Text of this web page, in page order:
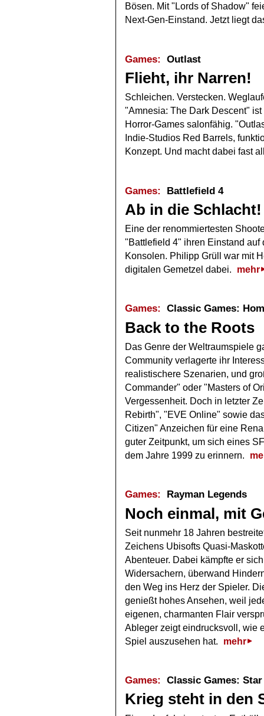
Bösen. Mit "Lords of Shadow"
Next-Gen-Einstand. Jetzt liegt
Games: Outlast
Flieht, ihr Narren!
Schleichen. Verstecken.
"Amnesia: The Dark Descent"
Horror-Games salonfähig.
Indie-Studios Red Barrels,
Konzept. Und macht dabei fast
Games: Battlefield 4
Ab in die Schlacht!
Eine der renommiertesten
"Battlefield 4" ihren Einstand auf
Konsolen. Philipp Grüll war mit
digitalen Gemetzel dabei.
mehr
Games: Classic Games:
Back to the Roots
Das Genre der Weltraumspiele
Community verlagerte ihr
realistischere Szenarien, und
Commander" oder "Masters of
Vergessenheit. Doch in letzter
Rebirth", "EVE Online" sowie
Citizen" Anzeichen für eine
guter Zeitpunkt, um sich eines
dem Jahre 1999 zu erinnern.
Games: Rayman Legends
Noch einmal, mit
Seit nunmehr 18 Jahren
Zeichens Ubisofts Quasi-
Abenteuer. Dabei kämpfte er
Widersachern, überwand
den Weg ins Herz der Spieler.
genießt hohes Ansehen, weil
eigenen, charmanten Flair
Ableger zeigt eindrucksvoll, wie
Spiel auszusehen hat.
mehr
Games: Classic Games:
Krieg steht in den